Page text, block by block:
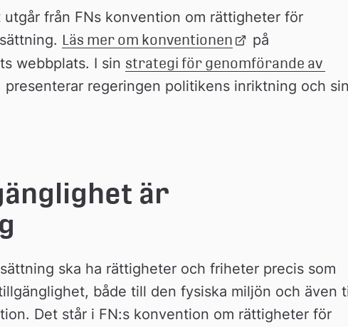
från FNs konvention om rättigheter för
Läs mer om konventionen Länk
till
extern
på
webbplats. I sin strategi för genomförande av
presenterar regeringen politikens inriktning och
är
ska ha rättigheter och friheter precis som
både till den fysiska miljön och även
Det står i FN:s konvention om rättigheter för